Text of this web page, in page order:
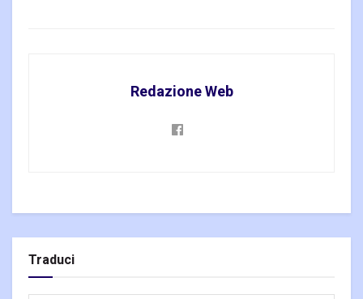
Redazione Web
Traduci